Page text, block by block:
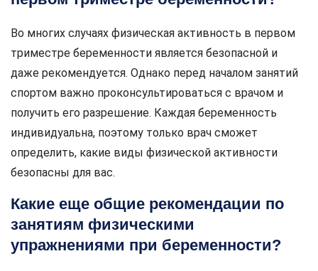
Во многих случаях физическая активность в первом
триместре беременности является безопасной и
даже рекомендуется. Однако перед началом занятий
спортом важно проконсультироваться с врачом и
получить его разрешение. Каждая беременность
индивидуальна, поэтому только врач сможет
определить, какие виды физической активности
безопасны для вас.
Какие еще общие рекомендации по
занятиям физическими
упражнениями при беременности?